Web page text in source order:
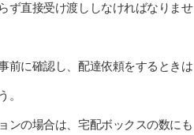
ず直接受け渡ししなければなりませ
前に確認し、配達依頼をするときは
。
ンの場合は、宅配ボックスの数にも